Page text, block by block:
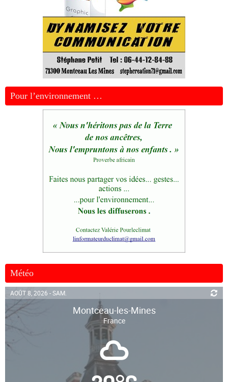
Pour l’environnement …
Météo
AOÛT 8, 2026 - SAM.
Montceau-les-Mines
France